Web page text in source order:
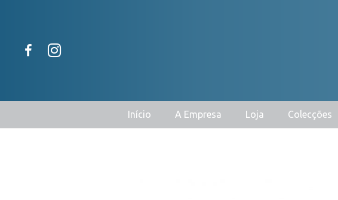
Início A Empresa Loja Colecções